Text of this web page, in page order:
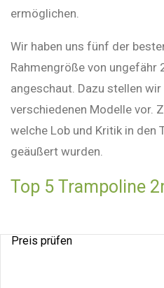
ermöglichen.
Wir haben uns fünf der
Rahmengröße von ungefähr
angeschaut. Dazu stellen
verschiedenen Modelle vor.
welche Lob und Kritik in den
geäußert wurden.
Top 5 Trampoline
Preis prüfen